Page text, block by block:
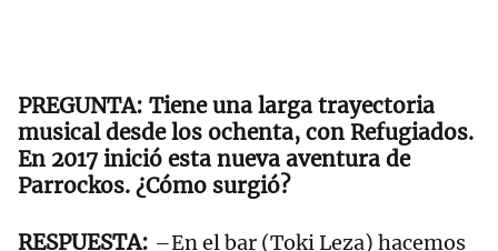
Tiene una larga trayectoria
musical desde los ochenta, con Refugiados.
En 2017 inició esta nueva aventura de
Parrockos. ¿Cómo surgió?
–En el bar (Toki Leza) hacemos